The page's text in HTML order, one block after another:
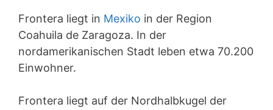
Frontera liegt in Mexiko in der Region
Coahuila de Zaragoza. In der
nordamerikanischen Stadt leben etwa 70.200
Einwohner.
Frontera liegt auf der Nordhalbkugel der